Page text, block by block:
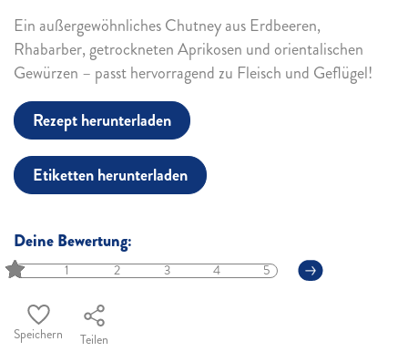
Ein außergewöhnliches Chutney aus Erdbeeren,
Rhabarber, getrockneten Aprikosen und orientalischen
Gewürzen – passt hervorragend zu Fleisch und Geflügel!
Rezept herunterladen
Etiketten herunterladen
Deine Bewertung:
1 2 3 4 5
Speichern Teilen